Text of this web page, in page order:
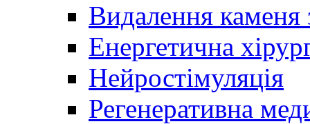
Видалення каменя
Енергетична
Нейростімуляція
Регенеративна